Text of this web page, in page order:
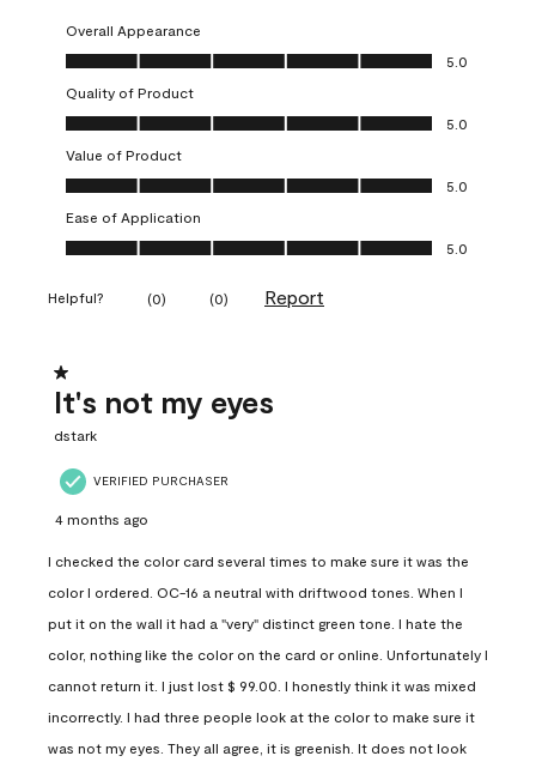
Overall Appearance
Overall Appearance, 5.0 out of 5
5.0
Quality of Product
Quality of Product, 5.0 out of 5
5.0
Value of Product
Value of Product, 5.0 out of 5
5.0
Ease of Application
Ease of Application, 5.0 out of 5
5.0
Helpful? (0) (0) Report
1 out of 5 stars.
It's not my eyes
dstark
VERIFIED PURCHASER
4 months ago
I checked the color card several times to make sure it was the
color I ordered. OC-16 a neutral with driftwood tones. When I
put it on the wall it had a "very" distinct green tone. I hate the
color, nothing like the color on the card or online. Unfortunately I
cannot return it. I just lost $ 99.00. I honestly think it was mixed
incorrectly. I had three people look at the color to make sure it
was not my eyes. They all agree, it is greenish. It does not look